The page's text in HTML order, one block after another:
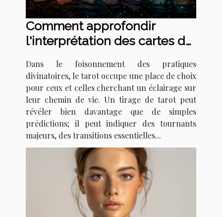
Comment approfondir
l'interprétation des cartes de
signes de changements de
vie majeurs
Dans le foisonnement des pratiques
divinatoires, le tarot occupe une place de choix
pour ceux et celles cherchant un éclairage sur
leur chemin de vie. Un tirage de tarot peut
révéler bien davantage que de simples
prédictions; il peut indiquer des tournants
majeurs, des transitions essentielles...